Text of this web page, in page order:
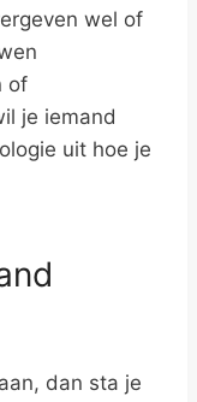
wel of
of
je iemand
uit hoe je
dan sta je